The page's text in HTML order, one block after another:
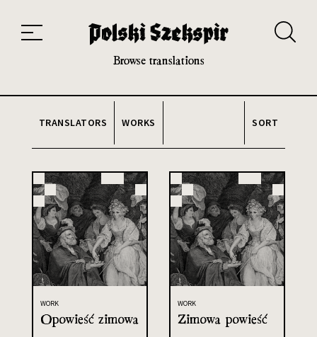
20th and 21st century module
Browse translations
TRANSLATORS WORKS SORT
WORK
Opowieść zimowa
WORK
Zimowa powieść